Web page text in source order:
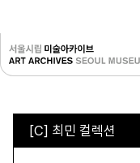
[C] 최민 컬렉션